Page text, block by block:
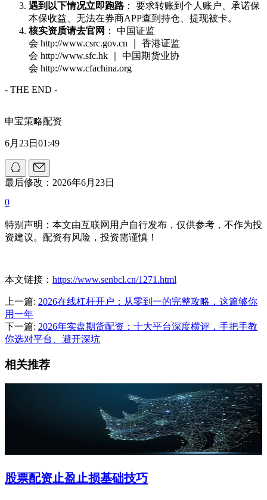
遇到以下情况立即跑路 ： 要求转账到个人账户、承诺保
本保收益、无法在券商APP查到持仓、提现被卡。
核实资质请去官网 ： 中国证监
会 http://www.csrc.gov.cn ｜ 香港证监
会 http://www.sfc.hk ｜ 中国期货业协
会 http://www.cfachina.org
- THE END -
申宝策略配资
6月23日01:49
最后修改：2026年6月23日
0
特别声明：本文由互联网用户自行发布，仅供参考，不作为投
资建议。配资有风险，投资需谨慎！
本文链接： https://www.senbcl.cn/1271.html
上一篇: 2026在线杠杆开户：从零到一的完整攻略，这篇够你
用一年
下一篇: 2026年实盘期货配资：十大平台深度横评，手把手教
你选对平台、避开深坑
相关推荐
股票配资止盈止损基础技巧